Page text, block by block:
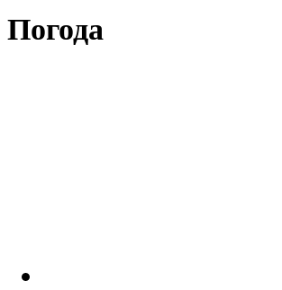
Погода